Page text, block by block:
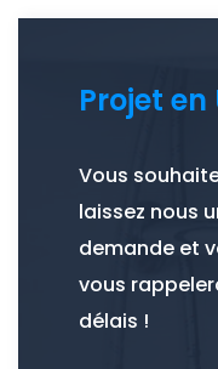
Projet en
Vous
laissez nous
demande et
vous
délais !